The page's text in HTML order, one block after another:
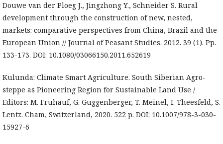
Douwe van der Ploeg J., Jingzhong Y., Schneider S. Rural
development through the construction of new, nested,
markets: comparative perspectives from China, Brazil and the
European Union // Journal of Peasant Studies. 2012. 39 (1). Pp.
133-173. DOI: 10.1080/03066150.2011.652619
Kulunda: Climate Smart Agriculture. South Siberian Agro-
steppe as Pioneering Region for Sustainable Land Use /
Editors: M. Fruhauf, G. Guggenberger, T. Meinel, I. Theesfeld, S.
Lentz. Cham, Switzerland, 2020. 522 p. DOI: 10.1007/978-3-030-
15927-6